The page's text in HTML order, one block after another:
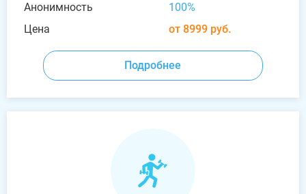
Анонимность
100%
Цена
от 8999 руб.
Подробнее